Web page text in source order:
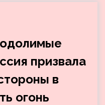
призвала
в
огонь